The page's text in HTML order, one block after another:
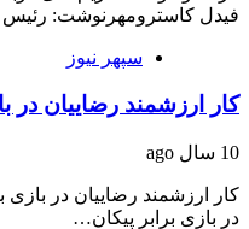
فیدل کاسترومهرنوشت:
سپهر نیوز
کار ارزشمند رضاییان در
10 سال ago
کار ارزشمند رضاییان در بازی
در بازی برابر پیکان…